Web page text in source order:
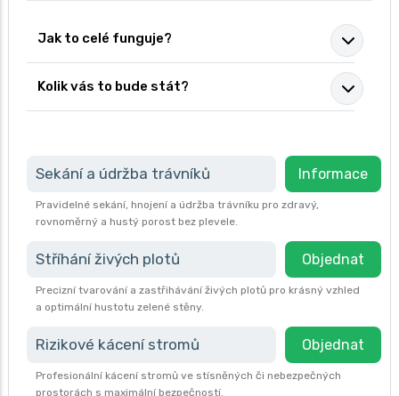
Jak to celé funguje?
Kolik vás to bude stát?
Sekání a údržba trávníků Informace
Pravidelné sekání, hnojení a údržba trávníku pro zdravý,
rovnoměrný a hustý porost bez plevele.
Stříhání živých plotů Objednat
Precizní tvarování a zastřihávání živých plotů pro krásný vzhled
a optimální hustotu zelené stěny.
Rizikové kácení stromů Objednat
Profesionální kácení stromů ve stísněných či nebezpečných
prostorách s maximální bezpečností.